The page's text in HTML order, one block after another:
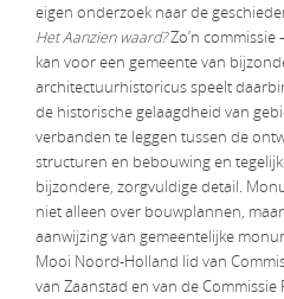
eigen onderzoek naar de
Het Aanzien waard?Zo’n
kan voor een gemeente van
architectuurhistoricus speelt
de historische gelaagdheid van
verbanden te leggen tussen de
structuren en bebouwing en
bijzondere, zorgvuldige detail.
niet alleen over bouwplannen,
aanwijzing van gemeentelijke
Mooi Noord-Holland lid van
van Zaanstad en van de Commissie